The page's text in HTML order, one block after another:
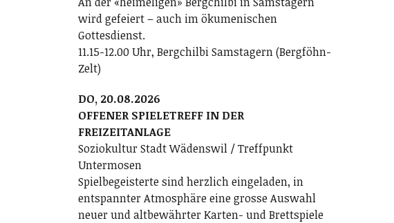
wird gefeiert – auch im ökumenischen
Gottesdienst.
11.15-12.00 Uhr, Bergchilbi Samstagern (Bergföhn-
Zelt)
DO, 20.08.2026
OFFENER SPIELETREFF IN DER
FREIZEITANLAGE
Soziokultur Stadt Wädenswil / Treffpunkt
Untermosen
Spielbegeisterte sind herzlich eingeladen, in
entspannter Atmosphäre eine grosse Auswahl
neuer und altbewährter Karten- und Brettspiele